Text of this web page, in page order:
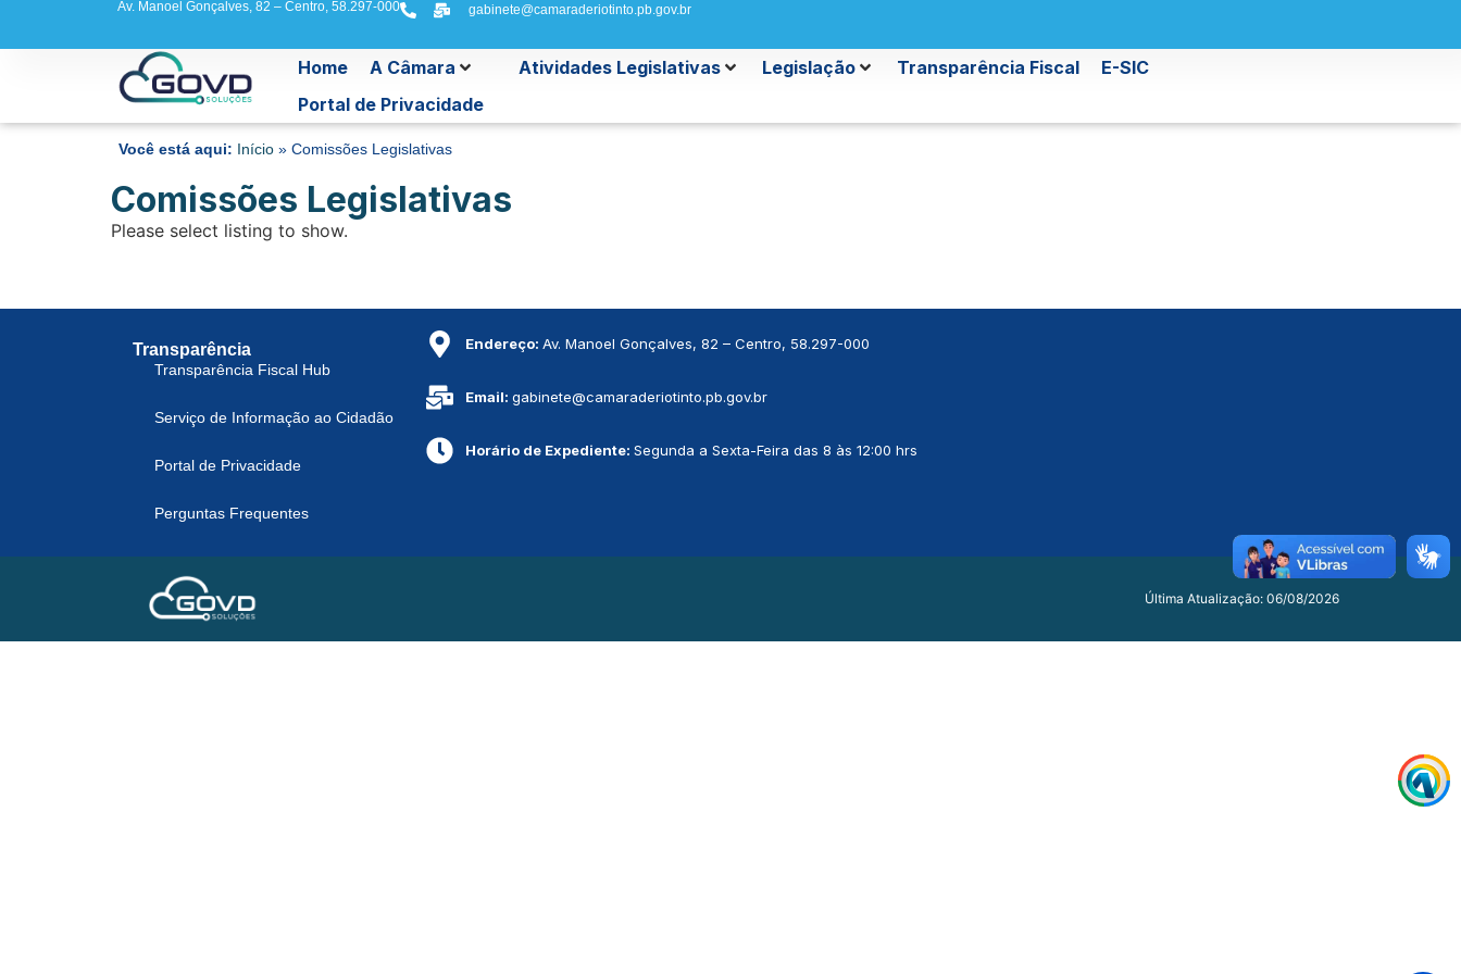
Av. Manoel Gonçalves, 82 – Centro, 58.297-000 gabinete@camaraderiotinto.pb.gov.br
Home A Câmara Atividades Legislativas Legislação Transparência Fiscal
E-SIC
Portal de Privacidade
Você está aqui: Início »Comissões Legislativas
Comissões Legislativas
Please select listing to show.
Transparência
Transparência Fiscal Hub
Serviço de Informação ao Cidadão
Portal de Privacidade
Perguntas Frequentes
Endereço:Av. Manoel Gonçalves, 82 – Centro, 58.297-000
Email:gabinete@camaraderiotinto.pb.gov.br
Horário de Expediente:Segunda a Sexta-Feira das 8 às 12:00 hrs
Última Atualização: 06/08/2026